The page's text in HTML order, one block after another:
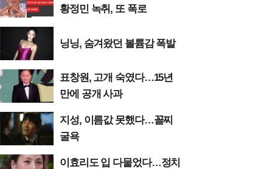
황정민 녹취, 또 폭로
닝닝, 숨겨왔던 볼륨감 폭발
표창원, 고개 숙였다…15년
만에 공개 사과
지성, 이름값 못했다…꼴찌
굴욕
이효리도 입 다물었다…정치